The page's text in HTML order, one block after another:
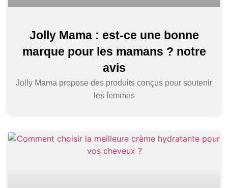
Jolly Mama : est-ce une bonne
marque pour les mamans ? notre
avis
Jolly Mama propose des produits conçus pour soutenir
les femmes